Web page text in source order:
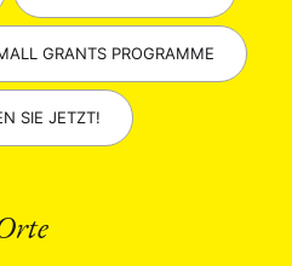
GRANTS PROGRAMME
SIE JETZT!